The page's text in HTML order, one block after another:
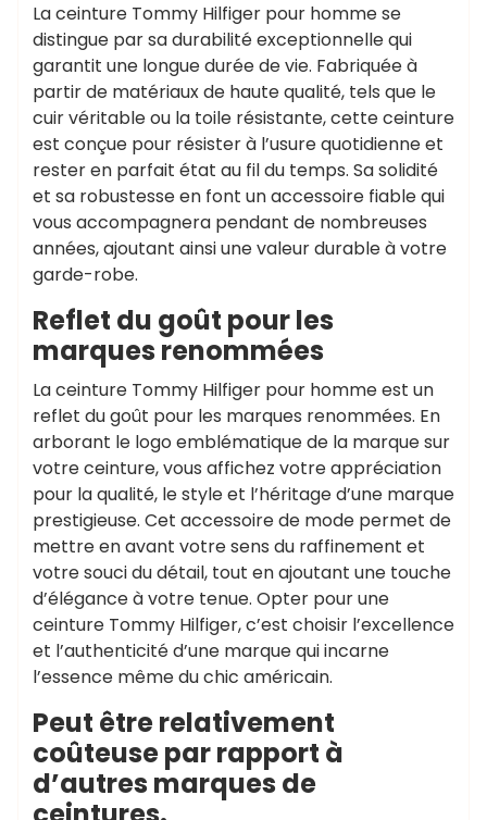
La ceinture Tommy Hilfiger pour homme se
distingue par sa durabilité exceptionnelle qui
garantit une longue durée de vie. Fabriquée à
partir de matériaux de haute qualité, tels que le
cuir véritable ou la toile résistante, cette ceinture
est conçue pour résister à l’usure quotidienne et
rester en parfait état au fil du temps. Sa solidité
et sa robustesse en font un accessoire fiable qui
vous accompagnera pendant de nombreuses
années, ajoutant ainsi une valeur durable à votre
garde-robe.
Reflet du goût pour les
marques renommées
La ceinture Tommy Hilfiger pour homme est un
reflet du goût pour les marques renommées. En
arborant le logo emblématique de la marque sur
votre ceinture, vous affichez votre appréciation
pour la qualité, le style et l’héritage d’une marque
prestigieuse. Cet accessoire de mode permet de
mettre en avant votre sens du raffinement et
votre souci du détail, tout en ajoutant une touche
d’élégance à votre tenue. Opter pour une
ceinture Tommy Hilfiger, c’est choisir l’excellence
et l’authenticité d’une marque qui incarne
l’essence même du chic américain.
Peut être relativement
coûteuse par rapport à
d’autres marques de